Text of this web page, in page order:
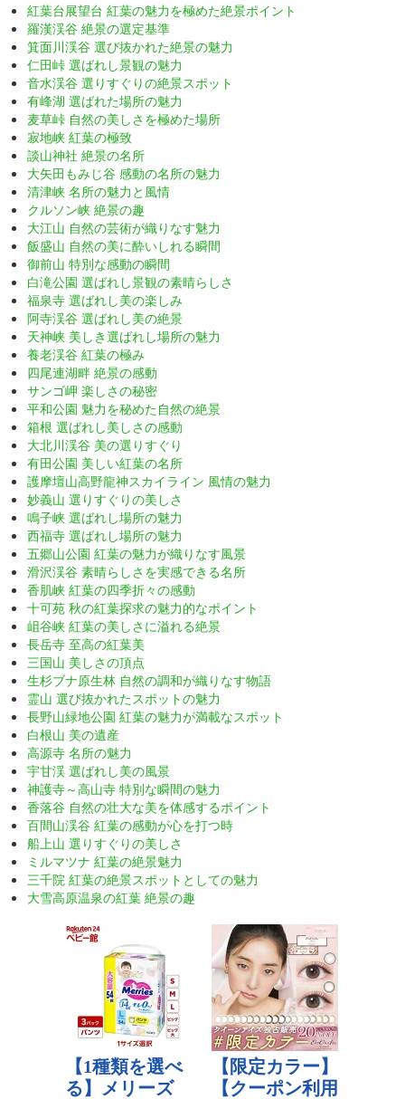
紅葉台展望台 紅葉の魅力を極めた絶景ポイント
羅漢渓谷 絶景の選定基準
箕面川渓谷 選び抜かれた絶景の魅力
仁田峠 選ばれし景観の魅力
音水渓谷 選りすぐりの絶景スポット
有峰湖 選ばれた場所の魅力
麦草峠 自然の美しさを極めた場所
寂地峡 紅葉の極致
談山神社 絶景の名所
大矢田もみじ谷 感動の名所の魅力
清津峡 名所の魅力と風情
クルソン峡 絶景の趣
大江山 自然の芸術が織りなす魅力
飯盛山 自然の美に酔いしれる瞬間
御前山 特別な感動の瞬間
白滝公園 選ばれし景観の素晴らしさ
福泉寺 選ばれし美の楽しみ
阿寺渓谷 選ばれし美の絶景
天神峡 美しき選ばれし場所の魅力
養老渓谷 紅葉の極み
四尾連湖畔 絶景の感動
サンゴ岬 楽しさの秘密
平和公園 魅力を秘めた自然の絶景
箱根 選ばれし美しさの感動
大北川渓谷 美の選りすぐり
有田公園 美しい紅葉の名所
護摩壇山高野龍神スカイライン 風情の魅力
妙義山 選りすぐりの美しさ
鳴子峡 選ばれし場所の魅力
西福寺 選ばれし場所の魅力
五郷山公園 紅葉の魅力が織りなす風景
滑沢渓谷 素晴らしさを実感できる名所
香肌峡 紅葉の四季折々の感動
十可苑 秋の紅葉探求の魅力的なポイント
岨谷峡 紅葉の美しさに溢れる絶景
長岳寺 至高の紅葉美
三国山 美しさの頂点
生杉ブナ原生林 自然の調和が織りなす物語
霊山 選び抜かれたスポットの魅力
長野山緑地公園 紅葉の魅力が満載なスポット
白根山 美の遺産
高源寺 名所の魅力
宇甘渓 選ばれし美の風景
神護寺～高山寺 特別な瞬間の魅力
香落谷 自然の壮大な美を体感するポイント
百間山渓谷 紅葉の感動が心を打つ時
船上山 選りすぐりの美しさ
ミルマツナ 紅葉の絶景魅力
三千院 紅葉の絶景スポットとしての魅力
大雪高原温泉の紅葉 絶景の趣